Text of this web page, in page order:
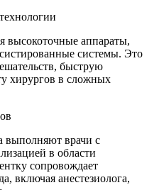
высокоточные аппараты,
системы. Это
быструю
хирургов в сложных
выполняют врачи с
в области
сопровождает
включая анестезиолога,